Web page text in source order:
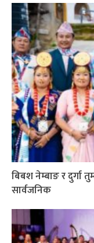
बिबश नेम्बाङ र दुर्गा
सार्वजनिक